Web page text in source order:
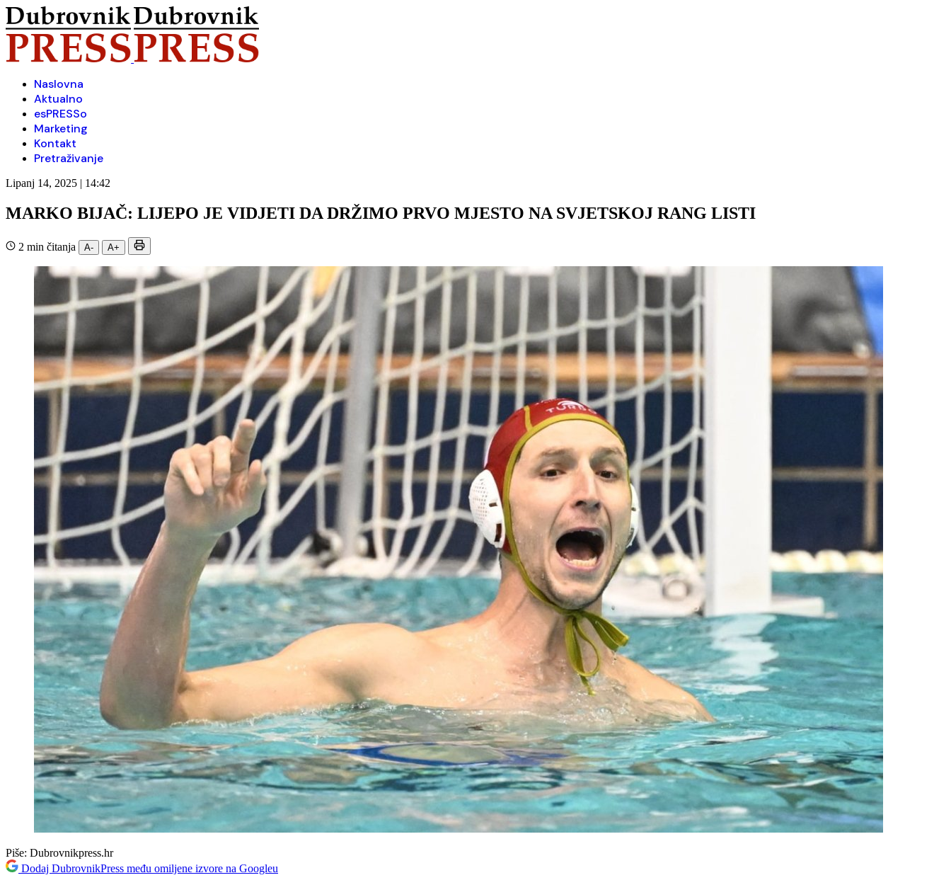
Naslovna
Aktualno
esPRESSo
Marketing
Kontakt
Pretraživanje
Lipanj 14, 2025 | 14:42
MARKO BIJAČ: LIJEPO JE VIDJETI DA DRŽIMO PRVO MJESTO NA SVJETSKOJ RANG LISTI
2 min čitanja A- A+
Piše: Dubrovnikpress.hr
Dodaj DubrovnikPress među omiljene izvore na Googleu